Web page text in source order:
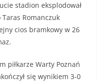
stadion eksplodował
Romanczuk
cios bramkowy w 26
piłkarze Warty Poznań
się wynikiem 3-0